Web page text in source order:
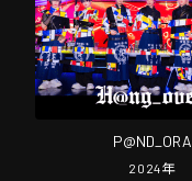
P@ND_ORA
2024年